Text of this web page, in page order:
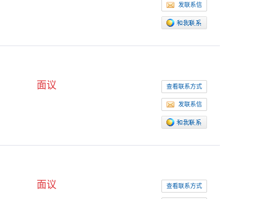
发联系信
查看联系方式
发联系信
面议
查看联系方式
面议